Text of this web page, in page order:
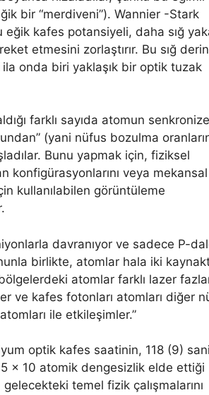
bir “merdiveni”). Wannier -Stark
kafes potansiyeli, daha sığ
etmesini zorlaştırır. Bu sığ
onda biri yaklaşık bir optik tuzak
farklı sayıda atomun senkronize
(yani nüfus bozulma
Bunu yapmak için, fiziksel
konfigürasyonlarını veya mekansal
kullanılabilen görüntüleme
davranıyor ve sadece P-
birlikte, atomlar hala iki
atomlar farklı lazer
ve kafes fotonları atomları diğer
ile etkileşimler.”
optik kafes saatinin, 118 (9)
× 10 atomik dengesizlik elde ettiği
temel fizik çalışmalarını